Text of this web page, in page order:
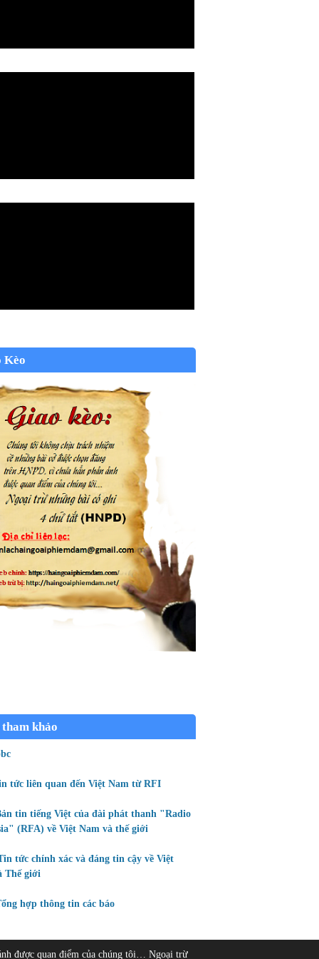
Kèo
tham khảo
tức liên quan đến Việt Nam từ RFI
tin tiếng Việt của đài phát thanh "Radio
(RFA) về Việt Nam và thế giới
tức chính xác và đáng tin cậy về Việt
Thế giới
hợp thông tin các báo
được quan điểm của chúng tôi… Ngoại trừ